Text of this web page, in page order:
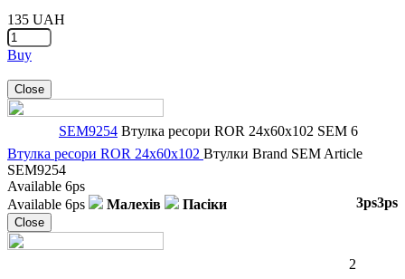
135 UAH
Buy
Close
SEM9254 Втулка ресори ROR 24x60x102 SEM 6
Втулка ресори ROR 24x60x102 Втулки Brand SEM Article
SEM9254
Available 6ps
Available 6ps Малехів 3ps
Пасіки 3ps
Close
2